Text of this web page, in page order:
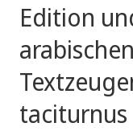
Edition
taciturnus